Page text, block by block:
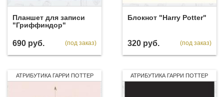
Планшет для записи
"Гриффиндор"
690 руб. (под заказ)
Блокнот "Harry Potter"
320 руб. (под заказ)
АТРИБУТИКА ГАРРИ ПОТТЕР АТРИБУТИКА ГАРРИ ПОТТЕР